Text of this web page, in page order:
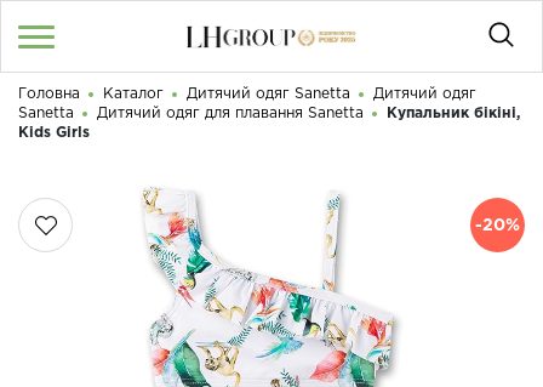
UA|RU
КАТАЛОГ
Графік роботи з 9:00 до 21:00
Доброго дня! Що Ви шукаєте?
Головна Каталог Дитячий одяг Sanetta
Дитячий одяг
Sanetta
Дитячий одяг для плавання Sanetta
Купальник бікіні,
Kids Girls
-20%